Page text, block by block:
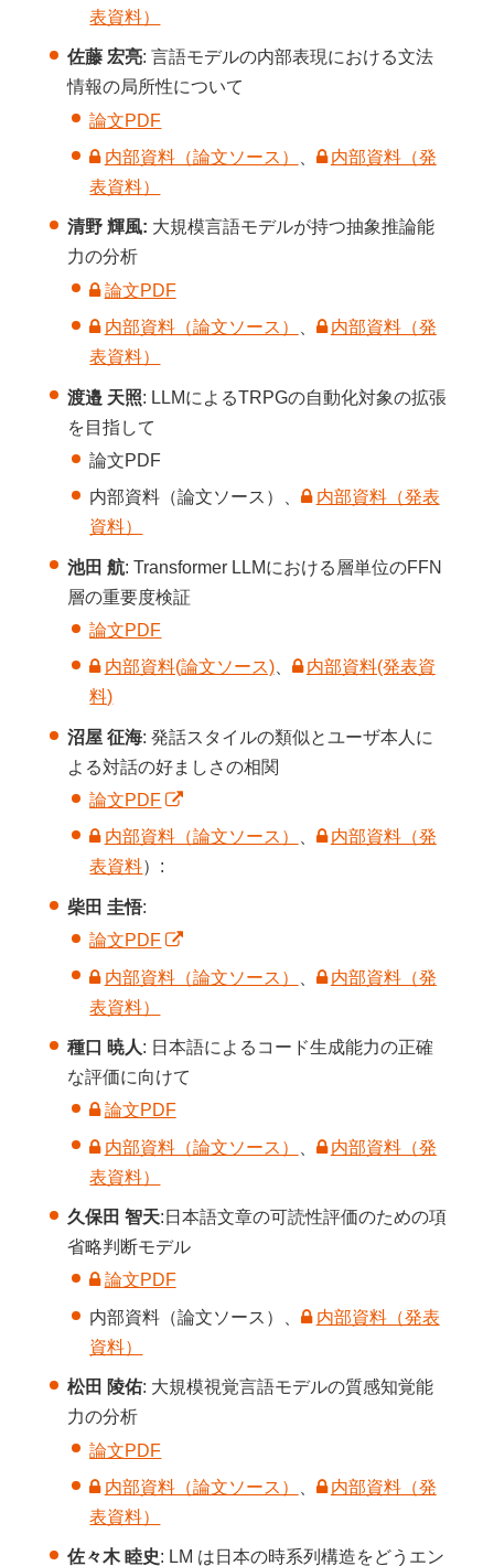
表資料）
佐藤 宏亮: 言語モデルの内部表現における文法
情報の局所性について
論文PDF
内部資料（論文ソース）
内部資料（発
表資料）
清野 輝風: 大規模言語モデルが持つ抽象推論能
力の分析
論文PDF
内部資料（論文ソース）
内部資料（発
表資料）
渡邉 天照: LLMによるTRPGの自動化対象の拡張
を目指して
論文PDF
内部資料（論文ソース）、
内部資料（発表
資料）
池田 航: Transformer LLMにおける層単位のFFN
層の重要度検証
論文PDF
内部資料(論文ソース)、
内部資料(発表資
料)
沼屋 征海: 発話スタイルの類似とユーザ本人に
よる対話の好ましさの相関
論文PDF
内部資料（論文ソース）
内部資料（発
表資料）:
柴田 圭悟:
論文PDF
内部資料（論文ソース）
内部資料（発
表資料）
種口 暁人: 日本語によるコード生成能力の正確
な評価に向けて
論文PDF
内部資料（論文ソース）
内部資料（発
表資料）
久保田 智天:日本語文章の可読性評価のための項
省略判断モデル
論文PDF
内部資料（論文ソース）、
内部資料（発表
資料）
松田 陵佑: 大規模視覚言語モデルの質感知覚能
力の分析
論文PDF
内部資料（論文ソース）
内部資料（発
表資料）
佐々木 睦史: LM は日本の時系列構造をどうエン